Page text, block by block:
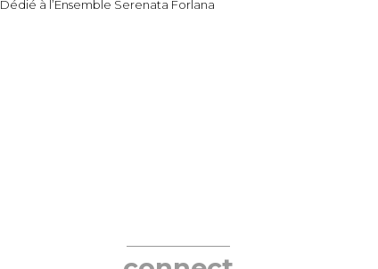
Dédié à l’Ensemble Serenata Forlana